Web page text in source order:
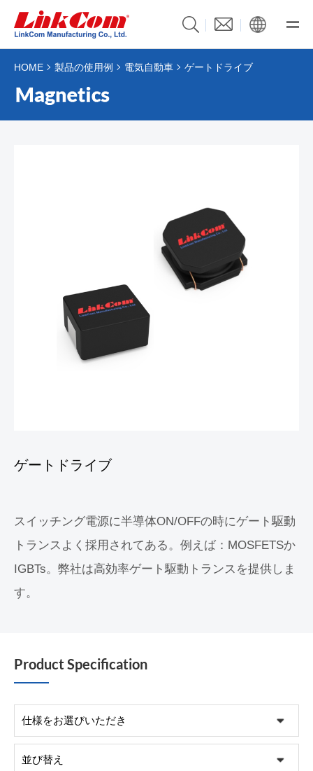
HOME 製品の使用例 電気自動車 ゲートドライブ
ゲートドライブ
スイッチング電源に半導体ON/OFFの時にゲート駆動
トランスよく採用されてある。例えば：MOSFETSか
IGBTs。弊社は高効率ゲート駆動トランスを提供しま
す。
Product Specification